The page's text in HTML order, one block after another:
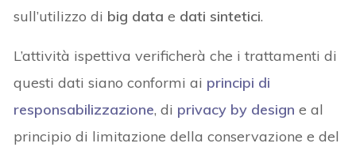
sull’utilizzo di big data e dati sintetici.
L’attività ispettiva verificherà che i trattamenti di
questi dati siano conformi ai principi di
responsabilizzazione, di privacy by design e al
principio di limitazione della conservazione e del